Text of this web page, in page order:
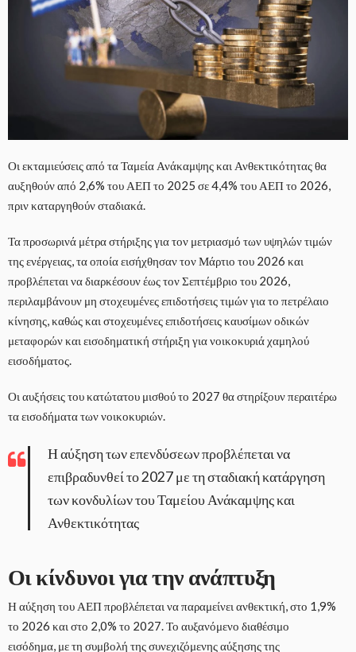
Οι εκταμιεύσεις από τα Ταμεία Ανάκαμψης και Ανθεκτικότητας θα
αυξηθούν από 2,6% του ΑΕΠ το 2025 σε 4,4% του ΑΕΠ το 2026,
πριν καταργηθούν σταδιακά.
Τα προσωρινά μέτρα στήριξης για τον μετριασμό των υψηλών τιμών
της ενέργειας, τα οποία εισήχθησαν τον Μάρτιο του 2026 και
προβλέπεται να διαρκέσουν έως τον Σεπτέμβριο του 2026,
περιλαμβάνουν μη στοχευμένες επιδοτήσεις τιμών για το πετρέλαιο
κίνησης, καθώς και στοχευμένες επιδοτήσεις καυσίμων οδικών
μεταφορών και εισοδηματική στήριξη για νοικοκυριά χαμηλού
εισοδήματος.
Οι αυξήσεις του κατώτατου μισθού το 2027 θα στηρίξουν περαιτέρω
τα εισοδήματα των νοικοκυριών.
Η αύξηση των επενδύσεων προβλέπεται να
επιβραδυνθεί το 2027 με τη σταδιακή κατάργηση
των κονδυλίων του Ταμείου Ανάκαμψης και
Ανθεκτικότητας
Οι κίνδυνοι για την ανάπτυξη
Η αύξηση του ΑΕΠ προβλέπεται να παραμείνει ανθεκτική, στο 1,9%
το 2026 και στο 2,0% το 2027. Το αυξανόμενο διαθέσιμο
εισόδημα, με τη συμβολή της συνεχιζόμενης αύξησης της